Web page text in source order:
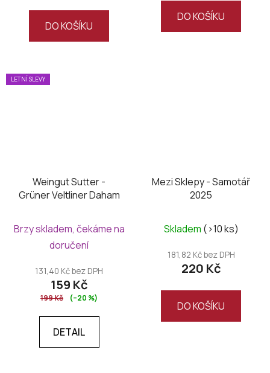
DO KOŠÍKU
DO KOŠÍKU
LETNÍ SLEVY
Weingut Sutter -
Grüner Veltliner Daham
Brzy skladem, čekáme na
doručení
131,40 Kč bez DPH
159 Kč
199 Kč (–20 %)
DETAIL
Mezi Sklepy - Samotář
2025
hodnocení
produktu
je
z
Skladem (>10 ks)
181,82 Kč bez DPH
220 Kč
DO KOŠÍKU